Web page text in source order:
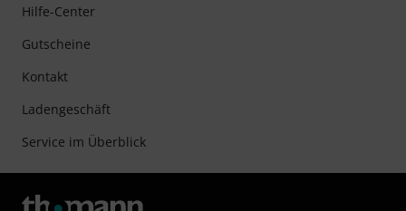
Hilfe-Center
Gutscheine
Kontakt
Ladengeschäft
Service im Überblick